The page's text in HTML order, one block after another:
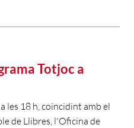
Totjoc a
les 18 h, coincidint amb el
de Llibres, l'Oficina de